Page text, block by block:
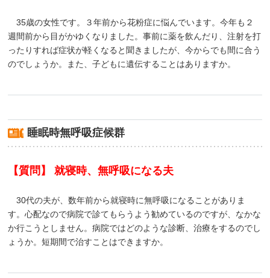
35歳の女性です。３年前から花粉症に悩んでいます。今年も２
週間前から目がかゆくなりました。事前に薬を飲んだり、注射を打
ったりすれば症状が軽くなると聞きましたが、今からでも間に合う
のでしょうか。また、子どもに遺伝することはありますか。
睡眠時無呼吸症候群
【質問】 就寝時、無呼吸になる夫
30代の夫が、数年前から就寝時に無呼吸になることがありま
す。心配なので病院で診てもらうよう勧めているのですが、なかな
か行こうとしません。病院ではどのような診断、治療をするのでし
ょうか。短期間で治すことはできますか。